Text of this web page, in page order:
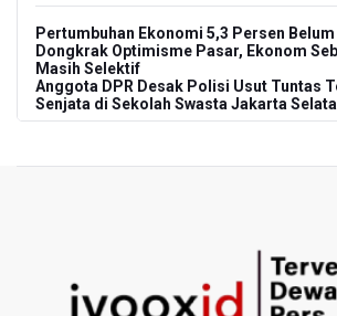
Pertumbuhan Ekonomi 5,3 Persen
Dongkrak Optimisme Pasar, Ekonom
Masih Selektif
Anggota DPR Desak Polisi Usut Tuntas
Senjata di Sekolah Swasta Jakarta
BGN Beri Batas Waktu SPPG Kantongi